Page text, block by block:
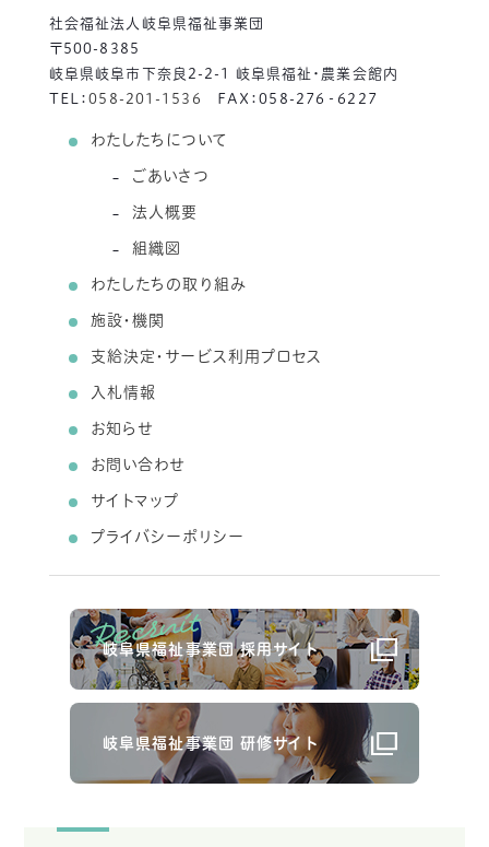
社会福祉法人岐阜県福祉事業団
〒500-8385
岐阜県岐阜市下奈良2-2-1 岐阜県福祉・農業会館内
TEL：058-201-1536 FAX：058-276‐6227
わたしたちについて
ごあいさつ
法人概要
組織図
わたしたちの取り組み
施設・機関
支給決定・サービス利用プロセス
入札情報
お知らせ
お問い合わせ
サイトマップ
プライバシーポリシー
岐阜県福祉事業団 採用サイト
岐阜県福祉事業団 研修サイト